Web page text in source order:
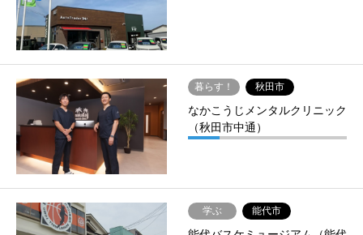
暮らす！ 秋田市
なかこうじメンタルクリニック
（秋田市中通）
学ぶ 能代市